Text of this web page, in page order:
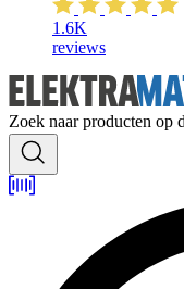
1.6K
reviews
Zoek naar producten op